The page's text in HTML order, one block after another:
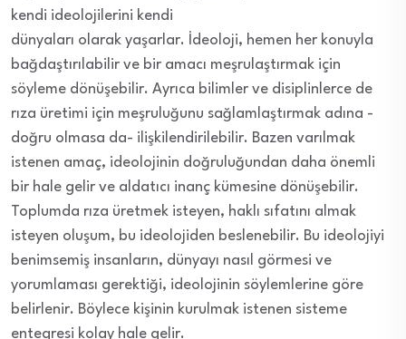
kendi ideolojilerini kendi
dünyaları olarak yaşarlar. İdeoloji, hemen her konuyla
bağdaştırılabilir ve bir amacı meşrulaştırmak için
söyleme dönüşebilir. Ayrıca bilimler ve disiplinlerce de
rıza üretimi için meşruluğunu sağlamlaştırmak adına -
doğru olmasa da- ilişkilendirilebilir. Bazen varılmak
istenen amaç, ideolojinin doğruluğundan daha önemli
bir hale gelir ve aldatıcı inanç kümesine dönüşebilir.
Toplumda rıza üretmek isteyen, haklı sıfatını almak
isteyen oluşum, bu ideolojiden beslenebilir. Bu ideolojiyi
benimsemiş insanların, dünyayı nasıl görmesi ve
yorumlaması gerektiği, ideolojinin söylemlerine göre
belirlenir. Böylece kişinin kurulmak istenen sisteme
entegresi kolay hale gelir.